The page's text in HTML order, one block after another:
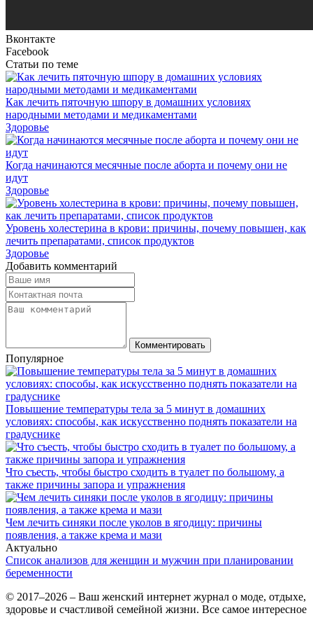
Вконтакте
Facebook
Статьи по теме
Как лечить пяточную шпору в домашних условиях
народными методами и медикаментами
Здоровье
Когда начинаются месячные после аборта и почему они не
идут
Здоровье
Уровень холестерина в крови: причины, почему повышен, как
лечить препаратами, список продуктов
Здоровье
Добавить комментарий
Комментировать
Популярное
Повышение температуры тела за 5 минут в домашних
условиях: способы, как искусственно поднять показатели на
градуснике
Что съесть, чтобы быстро сходить в туалет по большому, а
также причины запора и упражнения
Чем лечить синяки после уколов в ягодицу: причины
появления, а также крема и мази
Актуально
Список анализов для женщин и мужчин при планировании
беременности
© 2017–2026 – Ваш женский интернет журнал о моде, отдыхе,
здоровье и счастливой семейной жизни. Все самое интересное